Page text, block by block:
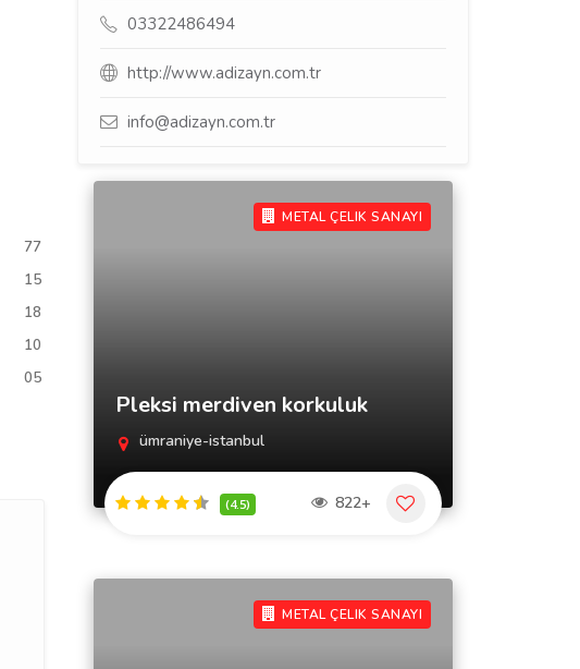
77
15
18
10
05
03322486494
http://www.adizayn.com.tr
info@adizayn.com.tr
METAL ÇELIK SANAYI
Pleksi merdiven korkuluk
ümraniye-istanbul
(4.5) 822+
METAL ÇELIK SANAYI